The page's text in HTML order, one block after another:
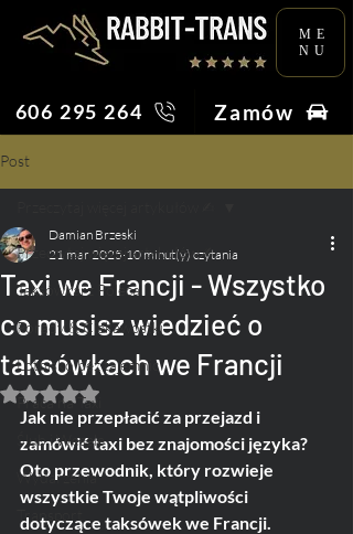
ME
NU
606 295 264 Zamów
Post
Przeczytaj więcej artykułów ✍︎
Taksówkarz Poleca
Porady & Ciekawostki
Lotnisko bez tajemnic
Praca na Taxi
Ślub i Wesele
Wydarzenia
Transport
Taxi we Francji - Wszystko
co musisz wiedzieć o
taksówkach we Francji
Damian Brzeski
21 mar 2025 10 minut(y) czytania
Oceniono na NaN z 5 gwiazdek.
Jak nie przepłacić za przejazd i
zamówić taxi bez znajomości języka?
Oto przewodnik, który rozwieje
wszystkie Twoje wątpliwości
dotyczące taksówek we Francji.